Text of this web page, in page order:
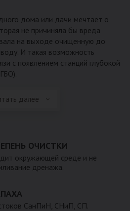
дома или дачи мечтает о
не причиняла бы вреда
на выходе очищенную до
И такая возможность
с появлением станций глубокой
далее
ОЧИСТКИ
окружающей среде и не
дренажа.
СанПиН, СНиП, СП.